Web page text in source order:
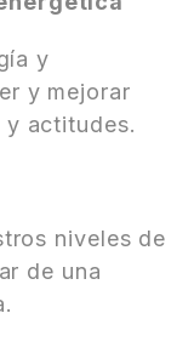
y
y mejorar
y actitudes.
niveles de
de una